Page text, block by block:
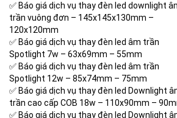
✅ Báo giá dịch vụ thay đèn led downlight
trần vuông đơn – 145x145x130mm –
120x120mm
✅ Báo giá dịch vụ thay đèn led âm trần
Spotlight 7w – 63x69mm – 55mm
✅ Báo giá dịch vụ thay đèn led âm trần
Spotlight 12w – 85x74mm – 75mm
✅ Báo giá dịch vụ thay đèn led Downlight
trần cao cấp COB 18w – 110x90mm –
✅ Báo giá dịch vụ thay đèn led Downlight